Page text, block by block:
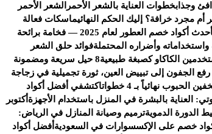
وجذابخطوات العناية بالشعر الأحمر الشعر الأحمر
أم مجرد خرافة؟ إليك الحكم النهائيماسكات فعالة
أحدث أكواد خصم العطور لعام 2025 — فخامة برائحة
وأضراره المحتملةفوائد حلق الشعر
الكاكاو كصبغة طبيعية
8 حيل سريعة ومضمونة
الجفون إلى تبييض العين، ثورة تجميلية في زجاجة
نهائياً بـ 4 خطوات
اكتشفي أفضل أكواد
العناية بالبشرة في المنزل باستخدام الأجهزة أكتوبر
الدورة الدمويةترميم وصيانة المنازل في الرياض:
خصم على الإكسسوارات في السعودية أفضل أكواد